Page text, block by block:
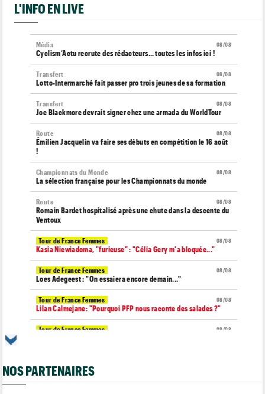
L'INFO EN LIVE
08/08
Média
Cyclism’Actu recrute des rédacteurs… toutes les infos ici !
08/08
Transfert
Lotto-Intermarché fait passer pro trois jeunes de sa formation
08/08
Transfert
Joe Blackmore devrait signer chez une armada du WorldTour
08/08
Route
Émilien Jacquelin va faire ses débuts en compétition le 16 août
!
08/08
Championnats du Monde
La sélection française pour les Championnats du monde
08/08
Route
Romain Bardet hospitalisé après une chute dans la descente du
Ventoux
08/08
Tour de France Femmes
Kasia Niewiadoma, "furieuse" : "Célia Gery m'a bloquée..."
08/08
Tour de France Femmes
Loes Adegeest : "On essaiera encore demain..."
08/08
Tour de France Femmes
Lilan Calmejane: "Pourquoi PFP nous raconte des salades ?"
08/08
Tour de France Femmes
Niedermaier : "J’ai dit à Kasia que ce n’est pas fini"
NOS PARTENAIRES